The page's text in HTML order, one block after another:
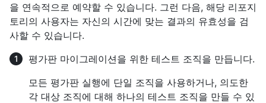
을 연속적으로 예약할 수 있습니다. 그런 다음, 해당 리포지
토리의 사용자는 자신의 시간에 맞는 결과의 유효성을 검
사할 수 있습니다.
평가판 마이그레이션을 위한 테스트 조직을 만듭니다.
모든 평가판 실행에 단일 조직을 사용하거나, 의도한
각 대상 조직에 대해 하나의 테스트 조직을 만들 수 있